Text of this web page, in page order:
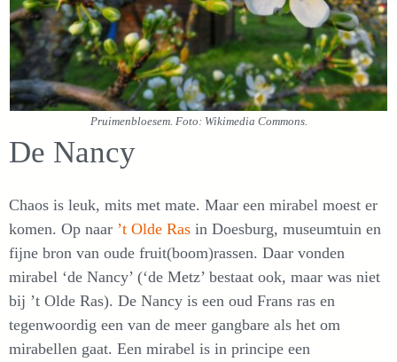
Pruimenbloesem. Foto: Wikimedia Commons.
De Nancy
Chaos is leuk, mits met mate. Maar een mirabel moest er
komen. Op naar ’t Olde Ras in Doesburg, museumtuin en
fijne bron van oude fruit(boom)rassen. Daar vonden
mirabel ‘de Nancy’ (‘de Metz’ bestaat ook, maar was niet
bij ’t Olde Ras). De Nancy is een oud Frans ras en
tegenwoordig een van de meer gangbare als het om
mirabellen gaat. Een mirabel is in principe een